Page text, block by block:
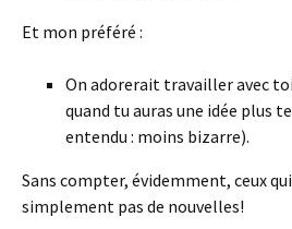
Et mon préféré :
On adorerait travailler avec
quand tu auras une idée plus
entendu : moins bizarre).
Sans compter, évidemment, ceux
simplement pas de nouvelles!